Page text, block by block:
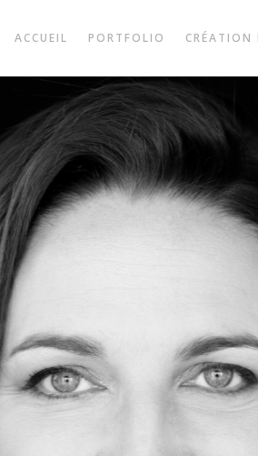
ACCUEIL PORTFOLIO CRÉATION
Ça a été un immense
beaucoup de
(boudoir) et le coffret